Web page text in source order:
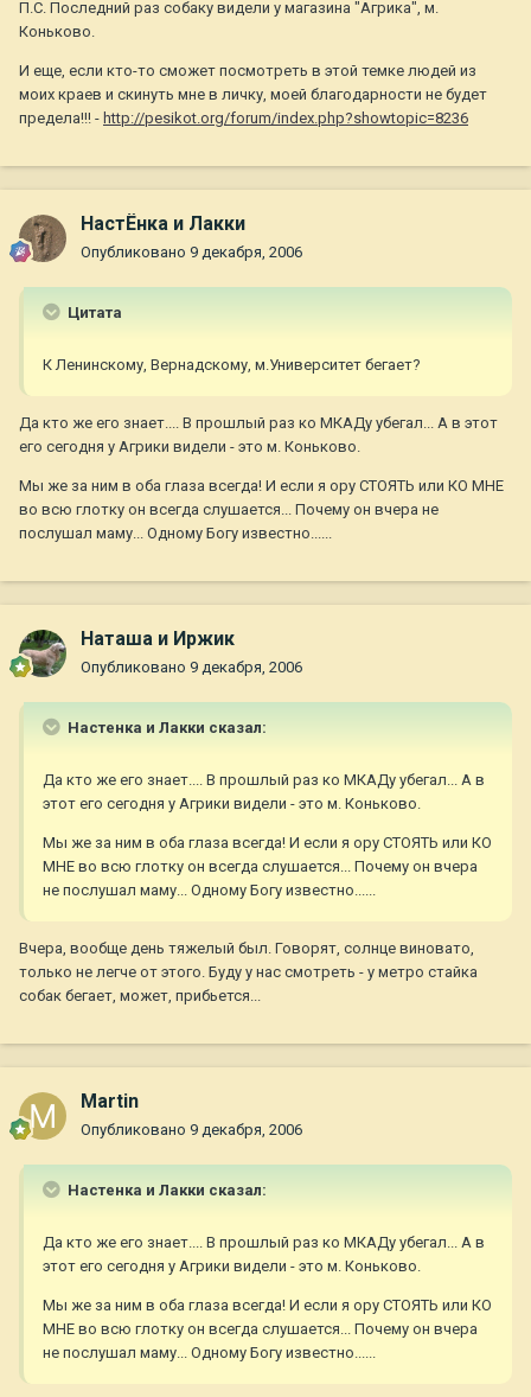
П.С. Последний раз собаку видели у магазина "Агрика", м.
Коньково.
И еще, если кто-то сможет посмотреть в этой темке людей из
моих краев и скинуть мне в личку, моей благодарности не будет
предела!!! - http://pesikot.org/forum/index.php?showtopic=8236
НастЁнка и Лакки
Опубликовано 9 декабря, 2006
Цитата
К Ленинскому, Вернадскому, м.Университет бегает?
Да кто же его знает.... В прошлый раз ко МКАДу убегал... А в этот
его сегодня у Агрики видели - это м. Коньково.
Мы же за ним в оба глаза всегда! И если я ору СТОЯТЬ или КО МНЕ
во всю глотку он всегда слушается... Почему он вчера не
послушал маму... Одному Богу известно......
Наташа и Иржик
Опубликовано 9 декабря, 2006
Настенка и Лакки сказал:
Да кто же его знает.... В прошлый раз ко МКАДу убегал... А в
этот его сегодня у Агрики видели - это м. Коньково.
Мы же за ним в оба глаза всегда! И если я ору СТОЯТЬ или КО
МНЕ во всю глотку он всегда слушается... Почему он вчера
не послушал маму... Одному Богу известно......
Вчера, вообще день тяжелый был. Говорят, солнце виновато,
только не легче от этого. Буду у нас смотреть - у метро стайка
собак бегает, может, прибьется...
Martin
Опубликовано 9 декабря, 2006
Настенка и Лакки сказал:
Да кто же его знает.... В прошлый раз ко МКАДу убегал... А в
этот его сегодня у Агрики видели - это м. Коньково.
Мы же за ним в оба глаза всегда! И если я ору СТОЯТЬ или КО
МНЕ во всю глотку он всегда слушается... Почему он вчера
не послушал маму... Одному Богу известно......